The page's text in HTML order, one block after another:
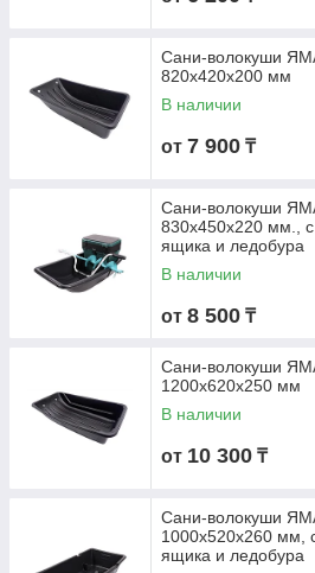
Сани-волокуши
820х420х200 мм
В наличии
от 7 900 ₸
Сани-волокуши
830х450х220 мм.,
ящика и ледобура
В наличии
от 8 500 ₸
Сани-волокуши
1200х620х250 мм
В наличии
от 10 300 ₸
Сани-волокуши
1000х520х260 мм,
ящика и ледобура